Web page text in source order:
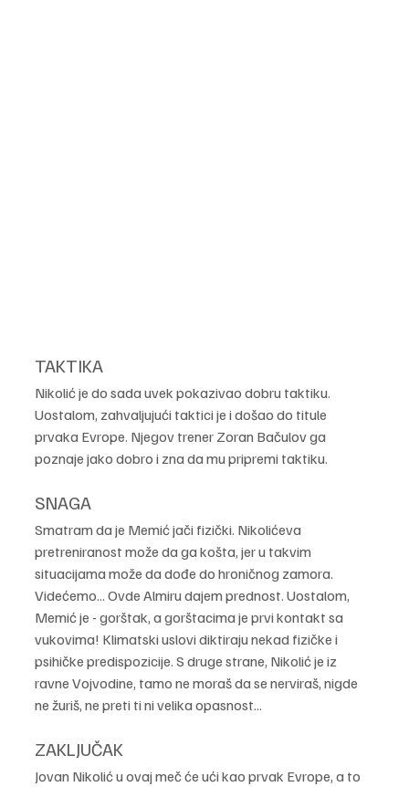
TAKTIKA
Nikolić je do sada uvek pokazivao dobru taktiku.
Uostalom, zahvaljujući taktici je i došao do titule
prvaka Evrope. Njegov trener Zoran Bačulov ga
poznaje jako dobro i zna da mu pripremi taktiku.
SNAGA
Smatram da je Memić jači fizički. Nikolićeva
pretreniranost može da ga košta, jer u takvim
situacijama može da dođe do hroničnog zamora.
Videćemo... Ovde Almiru dajem prednost. Uostalom,
Memić je - gorštak, a gorštacima je prvi kontakt sa
vukovima! Klimatski uslovi diktiraju nekad fizičke i
psihičke predispozicije. S druge strane, Nikolić je iz
ravne Vojvodine, tamo ne moraš da se nerviraš, nigde
ne žuriš, ne preti ti ni velika opasnost...
ZAKLJUČAK
Jovan Nikolić u ovaj meč će ući kao prvak Evrope, a to